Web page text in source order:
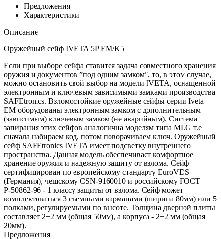
Предложения
Характеристики
Описание
Оружейный сейф IVETA 5P EM/K5
Если при выборе сейфа ставится задача совместного хранения
оружия и документов ”под одним замком”, то, в этом случае,
можно остановить свой выбор на модели IVETA, оснащенной
электронным и ключевым зависимыми замками производства
SAFEtronics. Взломостойкие оружейные сейфы серии Iveta
EM оборудованы электронным замком с дополнительным
(зависимым) ключевым замком (не аварийным). Система
запирания этих сейфов аналогична моделям типа MLG т.е
сначала набираем код, потом поворачиваем ключ. Оружейный
сейф SAFEtronics IVETA имеет подсветку внутреннего
пространства. Данная модель обеспечивает комфортное
хранение оружия и надежную защиту от взлома. Сейф
сертифицирован по европейскому стандарту EuroVDS
(Германия), чешскому CSN-9160010 и российскому ГОСТ
Р-50862-96 - 1 классу защиты от взлома. Сейф может
комплектоваться 3 съемными карманами (ширина 80мм) или 5
полками, регулируемыми по высоте. Толщина дверной плиты
составляет 2+2 мм (общая 50мм), а корпуса - 2+2 мм (общая
20мм).
Предложения